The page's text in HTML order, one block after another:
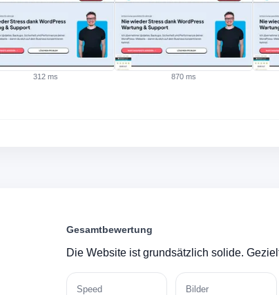
312 ms 870 ms
Gesamtbewertung
Die Website ist grundsätzlich solide.
Speed Bilder